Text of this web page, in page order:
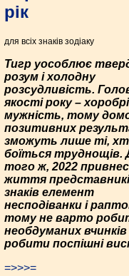
рік
для всіх знаків зодіаку
Тигр уособлює
розум і холодну
розсудливість.
якості року –
мужність, тому
позитивних
зможуть лише ті,
боїться труднощів.
того ж, 2022
життя
знаків елемент
несподіванки і
тому не варто
необдуманих вчинків
робити поспішні
=>>>=